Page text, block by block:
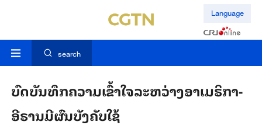
Language
search
ບົດ​ບັນ​ທຶກ​ຄວາມ​ເຂົ້າ​ໃຈ​​ລະ​ຫວ່າງອາ​ເມ​ຣິ​ກາ-
ອີ​ຣານ​ມີ​ຜົນ​ບັງ​ຄັບ​ໃຊ້